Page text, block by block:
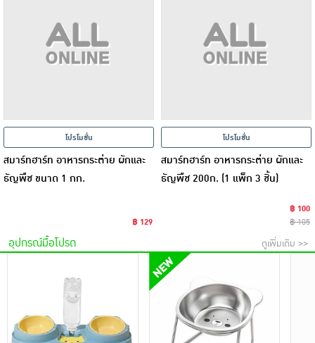
โปรโมชั่น
สมาร์ทฮาร์ท อาหารกระต่าย ผักและ
ธัญพืช ขนาด 1 กก.
฿ 129
โปรโมชั่น
สมาร์ทฮาร์ท อาหารกระต่าย ผักและ
ธัญพืช 200ก. (1 แพ็ก 3 ชิ้น)
฿ 100
฿ 105
อุปกรณ์มื้อโปรด ดูเพิ่มเติม >>